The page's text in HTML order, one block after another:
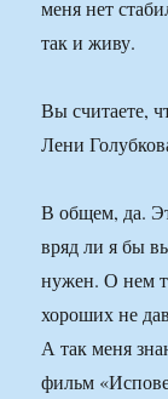
меня нет
так и живу.
Вы считаете,
Лени
В общем, да.
вряд ли я бы
нужен. О нем
хороших не
А так меня
фильм